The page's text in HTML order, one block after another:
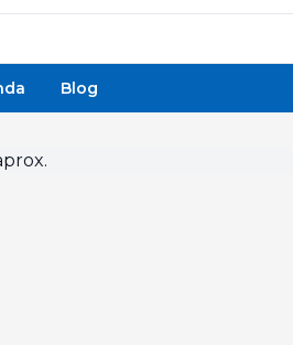
Blog